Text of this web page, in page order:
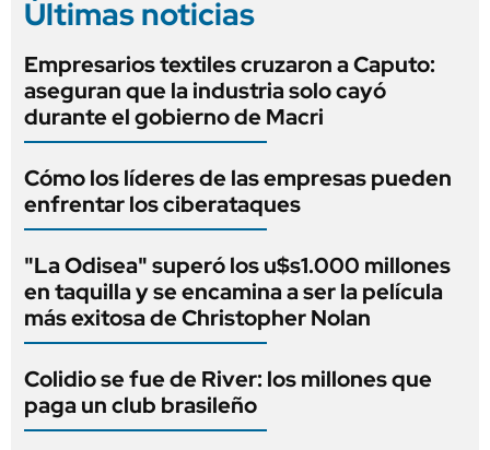
Últimas noticias
Empresarios textiles cruzaron a Caputo:
aseguran que la industria solo cayó
durante el gobierno de Macri
Cómo los líderes de las empresas pueden
enfrentar los ciberataques
"La Odisea" superó los u$s1.000 millones
en taquilla y se encamina a ser la película
más exitosa de Christopher Nolan
Colidio se fue de River: los millones que
paga un club brasileño